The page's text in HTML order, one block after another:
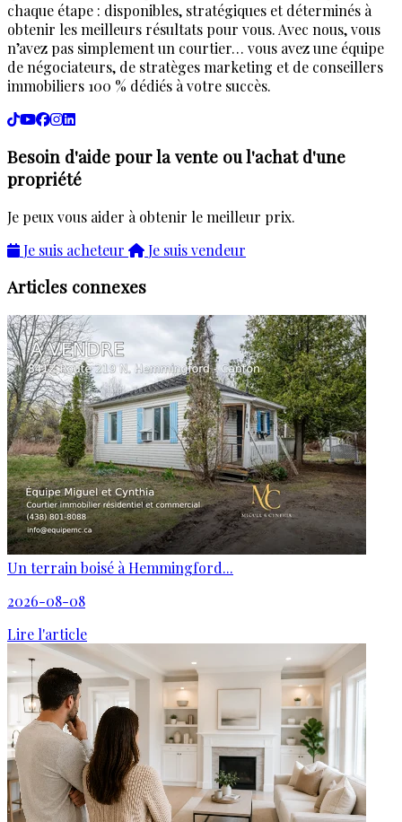
chaque étape : disponibles, stratégiques et déterminés à
obtenir les meilleurs résultats pour vous. Avec nous, vous
n’avez pas simplement un courtier… vous avez une équipe
de négociateurs, de stratèges marketing et de conseillers
immobiliers 100 % dédiés à votre succès.
Besoin d'aide pour la vente ou l'achat d'une
propriété
Je peux vous aider à obtenir le meilleur prix.
Je suis acheteur
Je suis vendeur
Articles connexes
Un terrain boisé à Hemmingford...
2026-08-08
Lire l'article